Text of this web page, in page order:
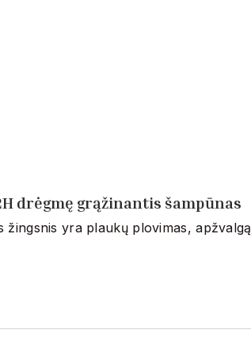
drėgmę grąžinantis šampūnas
žingsnis yra plaukų plovimas, apžvalgą